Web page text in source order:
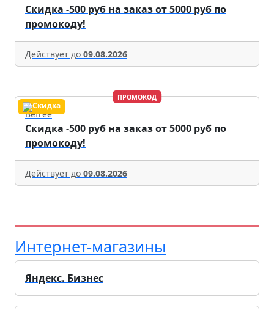
Скидка -500 руб на заказ от 5000 руб по
промокоду!
Действует до 09.08.2026
ПРОМОКОД
Befree
Скидка -500 руб на заказ от 5000 руб по
промокоду!
Действует до 09.08.2026
Интернет-магазины
Яндекс. Бизнес